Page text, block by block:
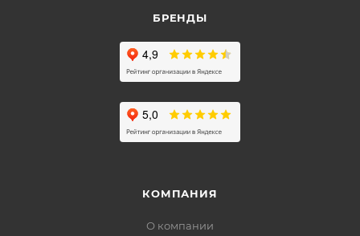
БРЕНДЫ
КОМПАНИЯ
О компании